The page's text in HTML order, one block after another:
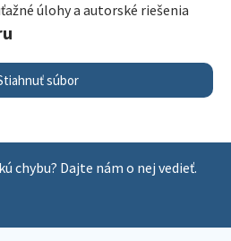
úlohy a autorské riešenia
súbor
chybu? Dajte nám o nej vedieť.